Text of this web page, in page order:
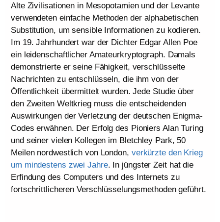
Alte Zivilisationen in Mesopotamien und der Levante
verwendeten einfache Methoden der alphabetischen
Substitution, um sensible Informationen zu kodieren.
Im 19. Jahrhundert war der Dichter Edgar Allen Poe
ein leidenschaftlicher Amateurkryptograph. Damals
demonstrierte er seine Fähigkeit, verschlüsselte
Nachrichten zu entschlüsseln, die ihm von der
Öffentlichkeit übermittelt wurden. Jede Studie über
den Zweiten Weltkrieg muss die entscheidenden
Auswirkungen der Verletzung der deutschen Enigma-
Codes erwähnen. Der Erfolg des Pioniers Alan Turing
und seiner vielen Kollegen im Bletchley Park, 50
Meilen nordwestlich von London, verkürzte den Krieg
um mindestens zwei Jahre. In jüngster Zeit hat die
Erfindung des Computers und des Internets zu
fortschrittlicheren Verschlüsselungsmethoden geführt.